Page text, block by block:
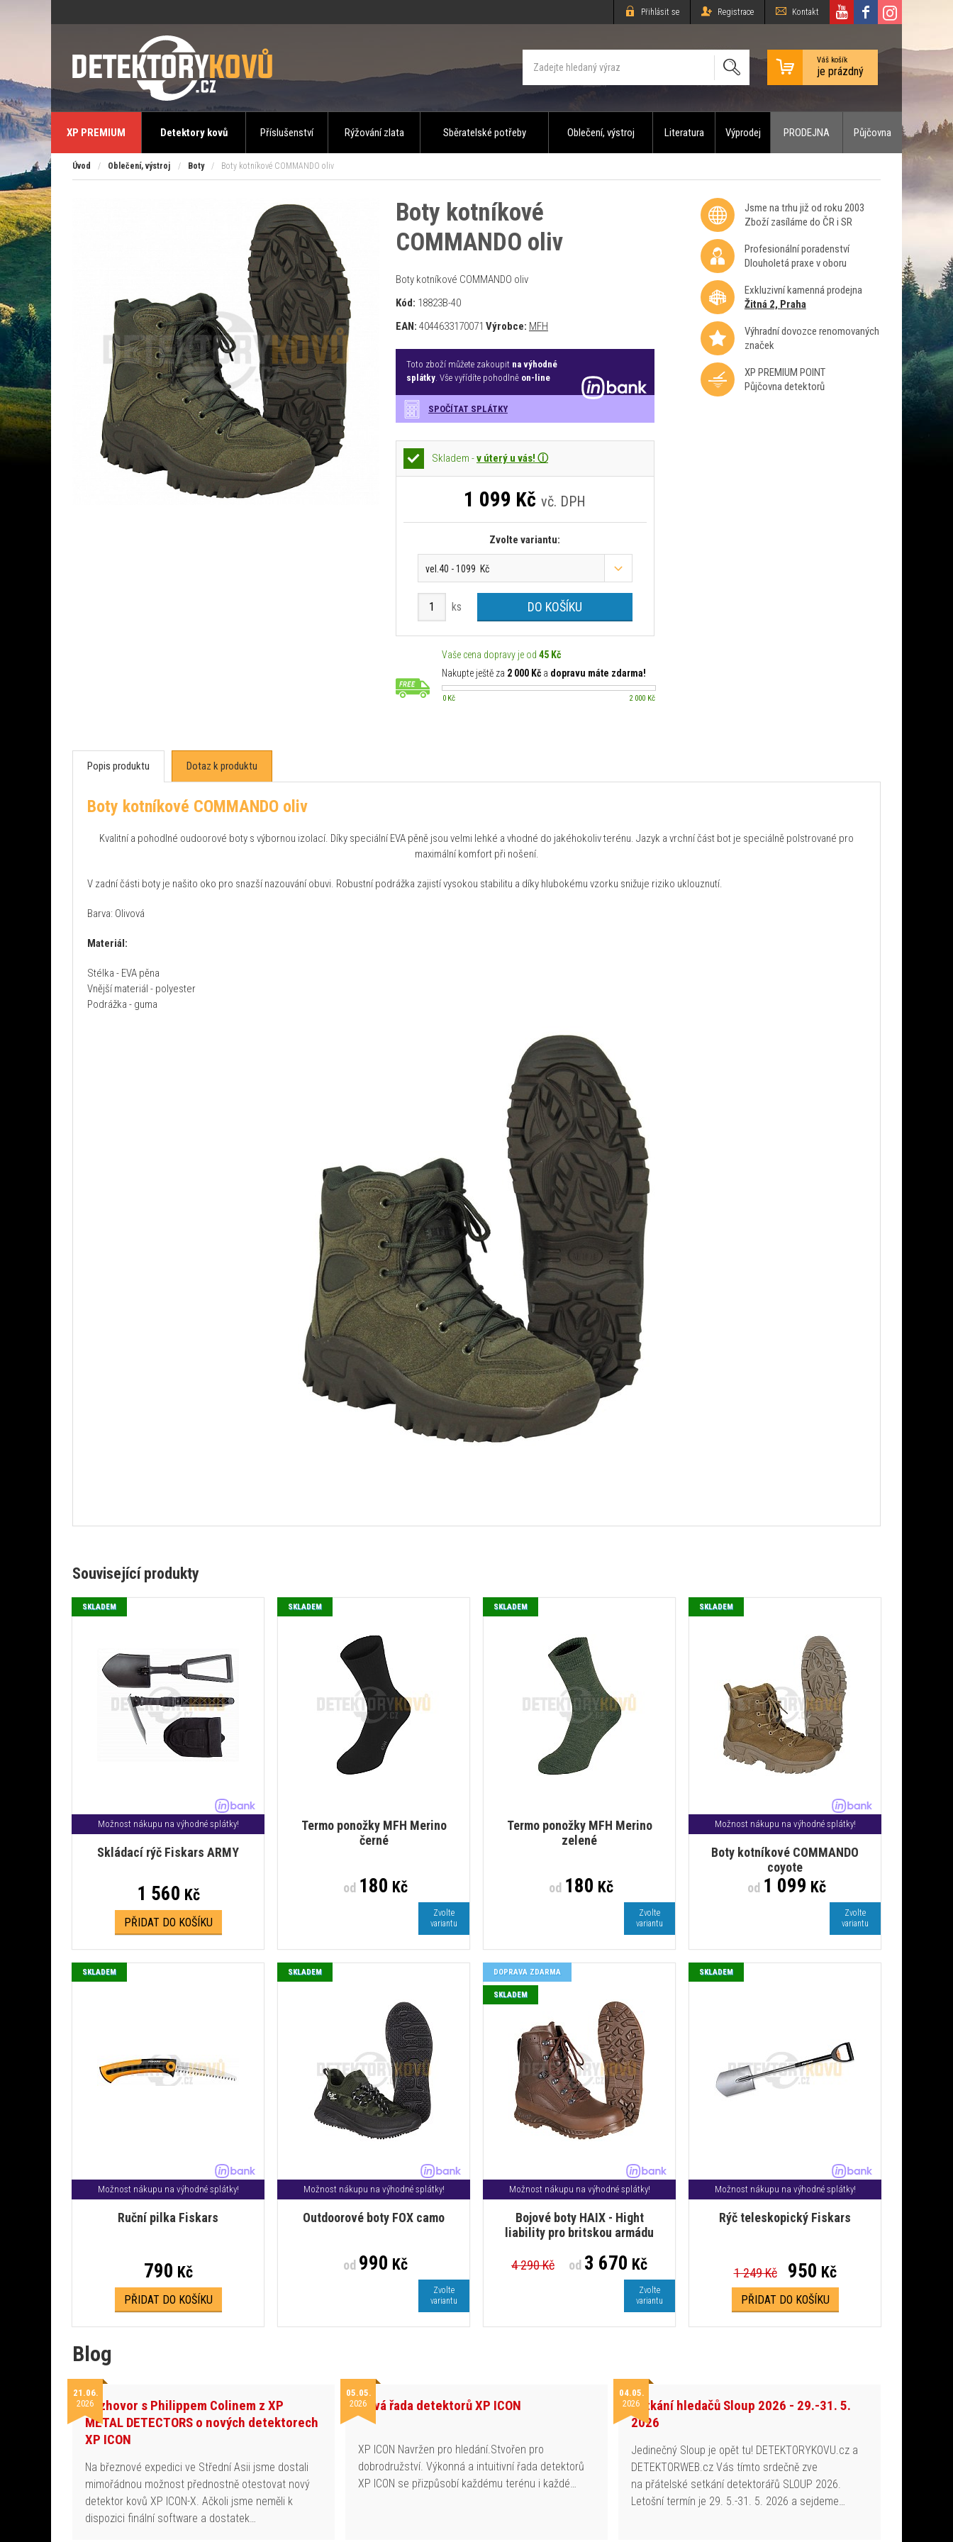
Přihlásit se Registrace Kontakt
Váš košík
je prázdný
XP PREMIUM Detektory kovů Příslušenství Rýžování zlata Sběratelské potřeby Oblečení, výstroj Literatura Výprodej PRODEJNA Půjčovna
Úvod / Oblečení, výstroj / Boty / Boty kotníkové COMMANDO oliv
Boty kotníkové
COMMANDO oliv
Boty kotníkové COMMANDO oliv
Kód: 18823B-40
EAN: 4044633170071 Výrobce: MFH
Toto zboží můžete zakoupit na výhodné
splátky. Vše vyřídíte pohodlně on-line
SPOČÍTAT SPLÁTKY
Skladem -v úterý u vás! ⓘ
1 099 Kč vč. DPH
Zvolte variantu:
vel.40 - 1099 Kč
ks DO KOŠÍKU
Vaše cena dopravy je od 45 Kč
Nakupte ještě za 2 000 Kča dopravu máte zdarma!
0 Kč 2 000 Kč
Jsme na trhu již od roku 2003
Zboží zasíláme do ČR i SR
Profesionální poradenství
Dlouholetá praxe v oboru
Exkluzivní kamenná prodejna
Žitná 2, Praha
Výhradní dovozce renomovaných
značek
XP PREMIUM POINT
Půjčovna detektorů
Popis produktu Dotaz k produktu
Boty kotníkové COMMANDO oliv
Kvalitní a pohodlné oudoorové boty s výbornou izolací. Díky speciální EVA pěně jsou velmi lehké a vhodné do jakéhokoliv terénu. Jazyk a vrchní část bot je speciálně polstrované pro
maximální komfort při nošení.
V zadní části boty je našito oko pro snazší nazouvání obuvi. Robustní podrážka zajistí vysokou stabilitu a díky hlubokému vzorku snižuje riziko uklouznutí.
Barva: Olivová
Materiál:
Stélka - EVA pěna
Vnější materiál - polyester
Podrážka - guma
Související produkty
Možnost nákupu na výhodné splátky!
Skládací rýč Fiskars ARMY
SKLADEM
1 560 Kč
PŘIDAT DO KOŠÍKU
Termo ponožky MFH Merino
černé
SKLADEM
od180 Kč
Zvolte
variantu
Termo ponožky MFH Merino
zelené
SKLADEM
od180 Kč
Zvolte
variantu
Možnost nákupu na výhodné splátky!
Boty kotníkové COMMANDO
coyote
SKLADEM
od1 099 Kč
Zvolte
variantu
Možnost nákupu na výhodné splátky!
Ruční pilka Fiskars
SKLADEM
790 Kč
PŘIDAT DO KOŠÍKU
Možnost nákupu na výhodné splátky!
Outdoorové boty FOX camo
SKLADEM
od990 Kč
Zvolte
variantu
Možnost nákupu na výhodné splátky!
Bojové boty HAIX - Hight
liability pro britskou armádu
DOPRAVA ZDARMA
SKLADEM
4 290 Kč od3 670 Kč
Zvolte
variantu
Možnost nákupu na výhodné splátky!
Rýč teleskopický Fiskars
SKLADEM
1 249 Kč 950 Kč
PŘIDAT DO KOŠÍKU
Blog
21.06.
2026Rozhovor s Philippem Colinem z XP
METAL DETECTORS o nových detektorech
XP ICON
Na březnové expedici ve Střední Asii jsme dostali
mimořádnou možnost přednostně otestovat nový
detektor kovů XP ICON-X. Ačkoli jsme neměli k
dispozici finální software a dostatek…
05.05.
2026Nová řada detektorů XP ICON
XP ICON Navržen pro hledání.Stvořen pro
dobrodružství. Výkonná a intuitivní řada detektorů
XP ICON se přizpůsobí každému terénu i každé…
04.05.
2026Setkání hledačů Sloup 2026 - 29.-31. 5.
2026
Jedinečný Sloup je opět tu! DETEKTORYKOVU.cz a
DETEKTORWEB.cz Vás tímto srdečně zve
na přátelské setkání detektorářů SLOUP 2026.
Letošní termín je 29. 5.-31. 5. 2026 a sejdeme…